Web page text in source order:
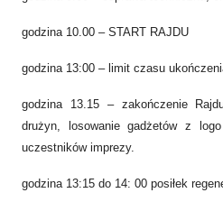
godzina 10.00 – START RAJDU
godzina 13:00 – limit czasu
godzina 13.15 – zakończenie
drużyn, losowanie gadżetów z
uczestników imprezy.
godzina 13:15 do 14: 00 posiłek